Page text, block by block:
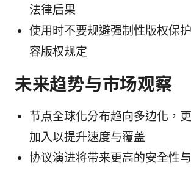
法律后果
使用时不要规避强制性版权保
容版权规定
未来趋势与市场观察
节点全球化分布趋向多边化，
加入以提升速度与覆盖
协议演进将带来更高的安全性